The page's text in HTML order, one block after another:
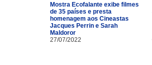
Mostra Ecofalante exibe filmes
de 35 países e presta
homenagem aos Cineastas
Jacques Perrin e Sarah
Maldoror
27/07/2022